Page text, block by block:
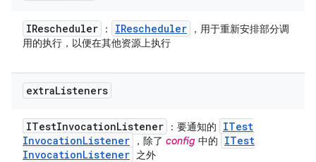
IRescheduler ： IRescheduler
，用于重新安排部分调
用的执行，以便在其他资源上执行
extraListeners
ITestInvocationListener ：要通知的
ITest
InvocationListener ，除了 config 中的
ITest
InvocationListener 之外